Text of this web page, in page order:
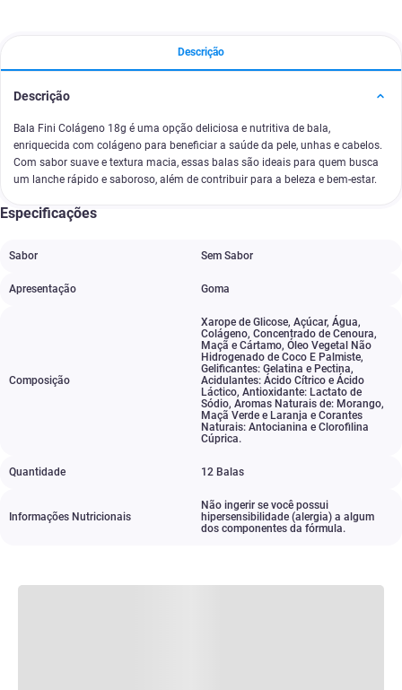
Descrição
Descrição
Bala Fini Colágeno 18g é uma opção deliciosa e nutritiva de bala,
enriquecida com colágeno para beneficiar a saúde da pele, unhas e cabelos.
Com sabor suave e textura macia, essas balas são ideais para quem busca
um lanche rápido e saboroso, além de contribuir para a beleza e bem-estar.
Especificações
Sabor Sem Sabor
Apresentação Goma
Composição
Xarope de Glicose, Açúcar, Água,
Colágeno, Concentrado de Cenoura,
Maçã e Cártamo, Óleo Vegetal Não
Hidrogenado de Coco E Palmiste,
Gelificantes: Gelatina e Pectina,
Acidulantes: Ácido Cítrico e Ácido
Láctico, Antioxidante: Lactato de
Sódio, Aromas Naturais de: Morango,
Maçã Verde e Laranja e Corantes
Naturais: Antocianina e Clorofilina
Cúprica.
Quantidade 12 Balas
Informações Nutricionais
Não ingerir se você possui
hipersensibilidade (alergia) a algum
dos componentes da fórmula.